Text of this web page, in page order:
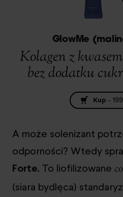
GlowMe
Kolagen z
bez dodatku
Kup -
A może solenizant
odporności? Wtedy
Forte. To liofilizowane
(siara bydlęca)